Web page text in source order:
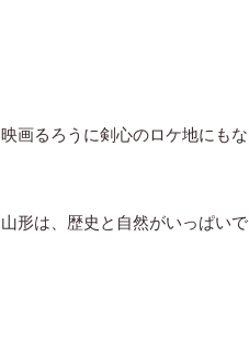
映画るろうに剣心のロケ地にも
山形は、歴史と自然がいっぱい